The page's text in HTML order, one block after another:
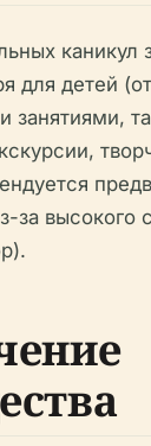
каникул
для детей
занятиями,
за высокого